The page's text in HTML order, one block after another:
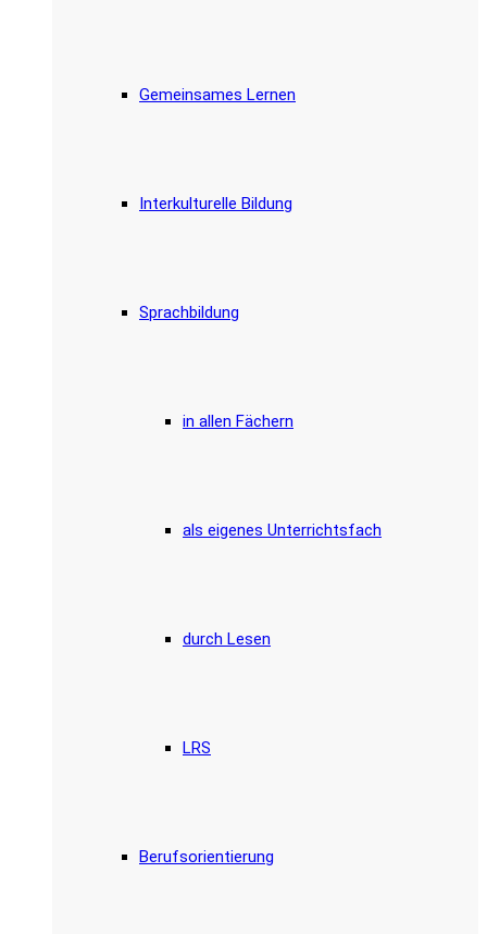
Gemeinsames Lernen
Interkulturelle Bildung
Sprachbildung
in allen Fächern
als eigenes Unterrichtsfach
durch Lesen
LRS
Berufsorientierung